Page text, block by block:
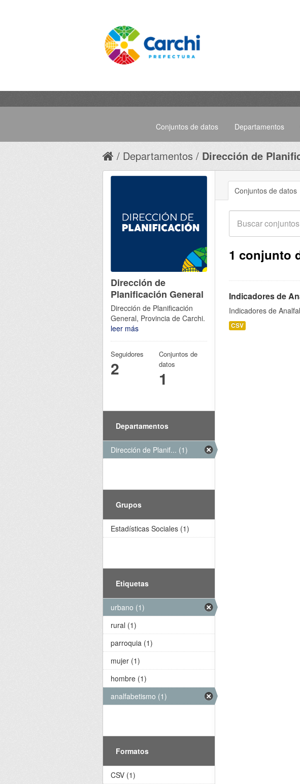
Conjuntos de datos Departamentos
Departamentos Dirección de
Conjuntos de datos
1 conjunto
Indicadores de
Indicadores de
CSV
Dirección de
Planificación General
Dirección de Planificación
General, Provincia de Carchi.
leer más
Seguidores
2
Conjuntos de
datos
1
Departamentos
Dirección de Planif... (1)
Grupos
Estadísticas Sociales (1)
Etiquetas
urbano (1)
rural (1)
parroquia (1)
mujer (1)
hombre (1)
analfabetismo (1)
Formatos
CSV (1)